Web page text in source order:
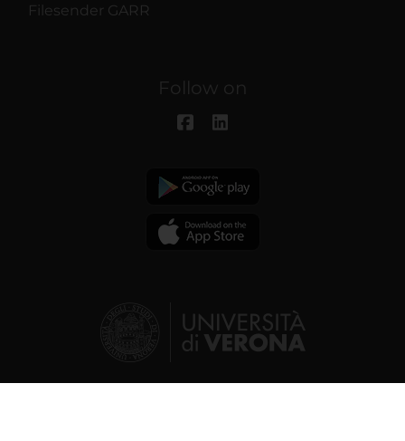
Filesender GARR
Follow on